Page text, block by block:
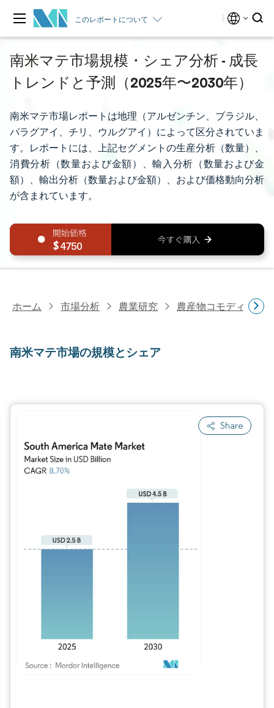
このレポートについて
南米マテ市場規模・シェア分析 - 成長
トレンドと予測（2025年〜2030年）
南米マテ市場レポートは地理（アルゼンチン、ブラジル、
パラグアイ、チリ、ウルグアイ）によって区分されていま
す。レポートには、上記セグメントの生産分析（数量）、
消費分析（数量および金額）、輸入分析（数量および金
額）、輸出分析（数量および金額）、および価格動向分析
が含まれています。
4750
ホーム 市場分析 農業研究 農産物コモディティ
南米マテ市場の規模とシェア
Share